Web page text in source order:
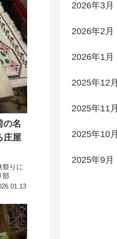
の名
庄屋
祭りに
部
2026年3月
2026年2月
2026年1月
2025年12月
2025年11月
2025年10月
2025年9月